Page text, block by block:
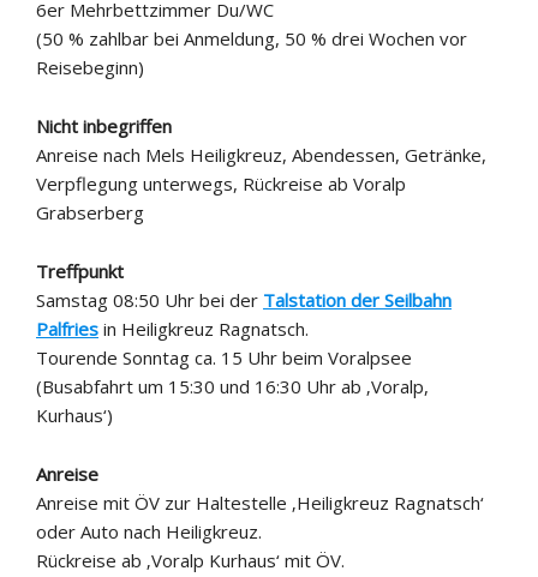
6er Mehrbettzimmer Du/WC
(50 % zahlbar bei Anmeldung, 50 % drei Wochen vor
Reisebeginn)
Nicht inbegriffen
Anreise nach Mels Heiligkreuz, Abendessen, Getränke,
Verpflegung unterwegs, Rückreise ab Voralp
Grabserberg
Treffpunkt
Samstag 08:50 Uhr bei der Talstation der Seilbahn
Palfries in Heiligkreuz Ragnatsch.
Tourende Sonntag ca. 15 Uhr beim Voralpsee
(Busabfahrt um 15:30 und 16:30 Uhr ab ‚Voralp,
Kurhaus‘)
Anreise
Anreise mit ÖV zur Haltestelle ‚Heiligkreuz Ragnatsch‘
oder Auto nach Heiligkreuz.
Rückreise ab ‚Voralp Kurhaus‘ mit ÖV.